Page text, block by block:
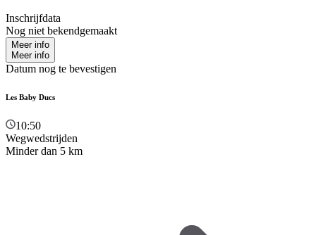
Inschrijfdata
Nog niet bekendgemaakt
Meer info
Meer info
Datum nog te bevestigen
Les Baby Ducs
10:50
Wegwedstrijden
Minder dan 5 km